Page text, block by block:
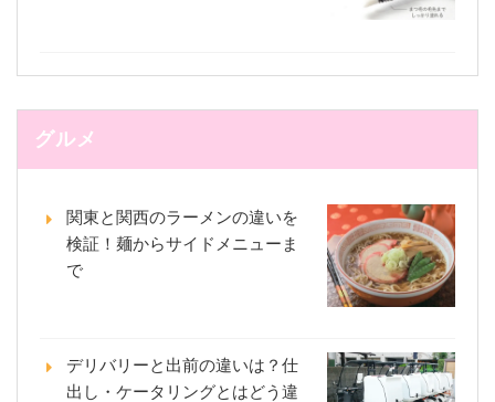
グルメ
関東と関西のラーメンの違いを
検証！麺からサイドメニューま
で
デリバリーと出前の違いは？仕
出し・ケータリングとはどう違